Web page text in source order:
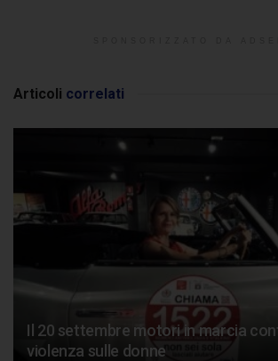
Articoli correlati
Il 20 settembre motori in marcia
violenza sulle donne